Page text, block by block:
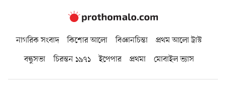
নাগরিক সংবাদ কিশোর আলো বিজ্ঞানচিন্তা
প্রথম আলো ট্রাস্ট
বন্ধুসভা
চিরন্তন ১৯৭১ ইপেপার প্রথমা মোবাইল ভ্যাস